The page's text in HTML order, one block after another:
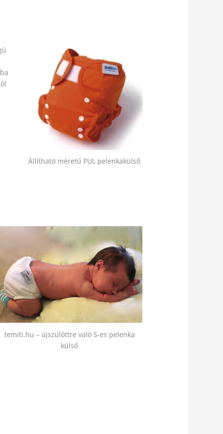
Állítható méretű PUL pelenkakülső
temiti.hu – újszülöttre való S-es pelenka
külső